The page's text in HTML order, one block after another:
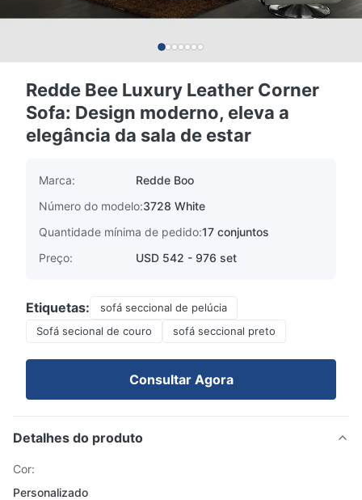
Redde Bee Luxury Leather Corner
Sofa: Design moderno, eleva a
elegância da sala de estar
Marca:
Redde Boo
Número do modelo:3728 White
Quantidade mínima de pedido:17 conjuntos
Preço:
USD 542 - 976 set
Etiquetas:
sofá seccional de pelúcia
Sofá secional de couro
sofá seccional preto
Consultar Agora
Detalhes do produto
Cor:
Personalizado